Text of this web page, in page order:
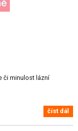
či minulost lázní
číst dál